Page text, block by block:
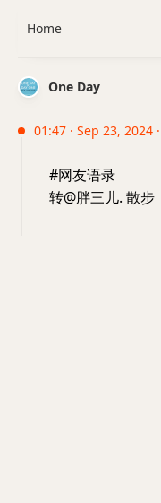
One Day
01:47 · Sep 23, 2024
#网友语录
转@胖三儿. 散步
Home